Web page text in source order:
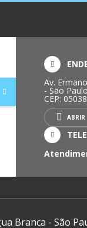
Av.
- São
CEP:
Branca - São